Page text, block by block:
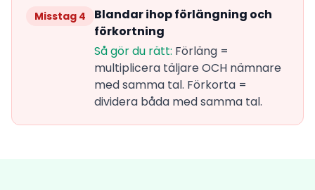
Misstag 4
Blandar ihop förlängning och
förkortning
Så gör du rätt: Förläng =
multiplicera täljare OCH nämnare
med samma tal. Förkorta =
dividera båda med samma tal.